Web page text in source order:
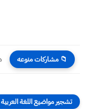
📁 مشاركات منوعه
تشجير مواضيع اللغة العربية